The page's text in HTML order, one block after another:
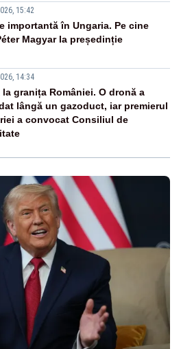
15:42
importantă în Ungaria. Pe cine
Magyar la președinție
14:34
la granița României. O dronă a
lângă un gazoduct, iar premierul
a convocat Consiliul de